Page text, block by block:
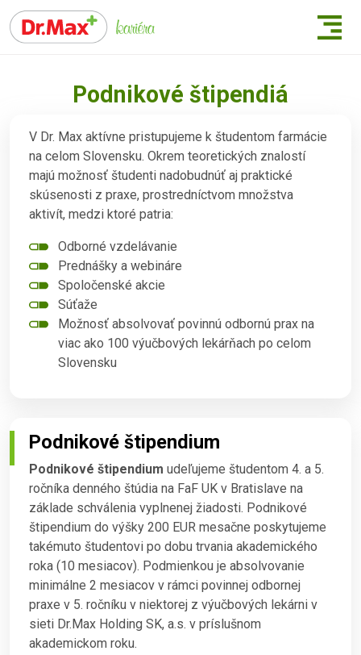
Podnikové štipendiá
V Dr. Max aktívne pristupujeme k študentom farmácie
na celom Slovensku. Okrem teoretických znalostí
majú možnosť študenti nadobudnúť aj praktické
skúsenosti z praxe, prostredníctvom množstva
aktivít, medzi ktoré patria:
Odborné vzdelávanie
Prednášky a webináre
Spoločenské akcie
Súťaže
Možnosť absolvovať povinnú odbornú prax na
viac ako 100 výučbových lekárňach po celom
Slovensku
Podnikové štipendium
Podnikové štipendium udeľujeme študentom 4. a 5.
ročníka denného štúdia na FaF UK v Bratislave na
základe schválenia vyplnenej žiadosti. Podnikové
štipendium do výšky 200 EUR mesačne poskytujeme
takémuto študentovi po dobu trvania akademického
roka (10 mesiacov). Podmienkou je absolvovanie
minimálne 2 mesiacov v rámci povinnej odbornej
praxe v 5. ročníku v niektorej z výučbových lekárni v
sieti Dr.Max Holding SK, a.s. v príslušnom
akademickom roku.